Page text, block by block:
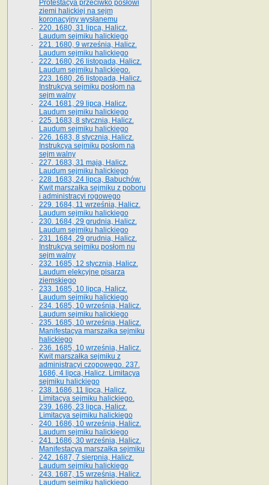
Protestacya przeciwko posłowi
ziemi halickiej na sejm
koronacyjny wysłanemu
220. 1680, 31 lipca, Halicz.
Laudum sejmiku halickiego
221. 1680, 9 września, Halicz.
Laudum sejmiku halickiego
222. 1680, 26 listopada, Halicz.
Laudum sejmiku halickiego.
223. 1680, 26 listopada, Halicz.
Instrukcya sejmiku posłom na
sejm walny
224. 1681, 29 lipca, Halicz.
Laudum sejmiku halickiego
225. 1683, 8 stycznia, Halicz.
Laudum sejmiku halickiego
226. 1683, 8 stycznia, Halicz.
Instrukcya sejmiku posłom na
sejm walny
227. 1683, 31 maja, Halicz.
Laudum sejmiku halickiego
228. 1683, 24 lipca, Babuchów.
Kwit marszałka sejmiku z poboru
i administracyi rogowego
229. 1684, 11 września, Halicz.
Laudum sejmiku halickiego
230. 1684, 29 grudnia, Halicz.
Laudum sejmiku halickiego
231. 1684, 29 grudnia, Halicz.
Instrukcya sejmiku posłom nu
sejm walny
232. 1685, 12 stycznia, Halicz.
Laudum elekcyjne pisarza
ziemskiego
233. 1685, 10 lipca, Halicz.
Laudum sejmiku halickiego
234. 1685, 10 września, Halicz.
Laudum sejmiku halickiego
235. 1685, 10 września, Halicz.
Manifestacya marszałka sejmiku
halickiego
236. 1685, 10 września, Halicz.
Kwit marszałka sejmiku z
administracyi czopowego. 237.
1686, 4 lipca, Halicz. Limitacya
sejmiku halickiego
238. 1686, 11 lipca, Halicz.
Limitacya sejmiku halickiego.
239. 1686, 23 lipca, Halicz.
Limitacya sejmiku halickiego
240. 1686, 10 września, Halicz.
Laudum sejmiku halickiego
241. 1686, 30 września, Halicz.
Manifestacya marszałka sejmiku
242. 1687, 7 sierpnia, Halicz.
Laudum sejmiku halickiego
243. 1687, 15 września, Halicz.
Laudum sejmiku halickiego